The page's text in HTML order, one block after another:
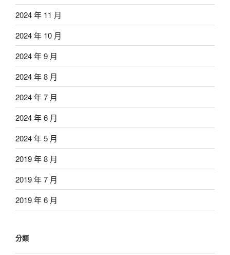
2024 年 11 月
2024 年 10 月
2024 年 9 月
2024 年 8 月
2024 年 7 月
2024 年 6 月
2024 年 5 月
2019 年 8 月
2019 年 7 月
2019 年 6 月
分類